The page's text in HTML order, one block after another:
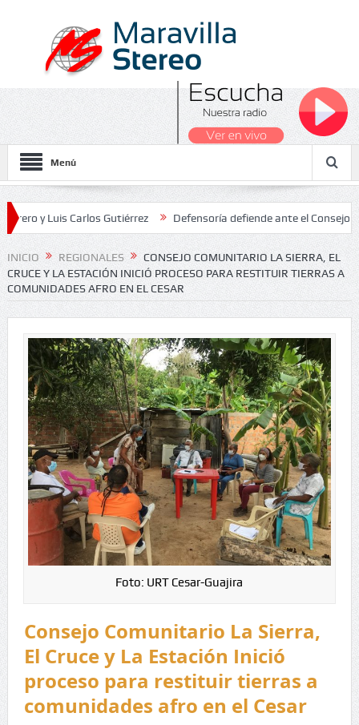
Menú
Carlos Gutiérrez Defensoría defiende ante el Consejo de
2026
INICIO REGIONALES
CONSEJO COMUNITARIO LA SIERRA, EL
CRUCE Y LA ESTACIÓN INICIÓ PROCESO PARA RESTITUIR TIERRAS A
COMUNIDADES AFRO EN EL CESAR
Foto: URT Cesar-Guajira
Consejo Comunitario La Sierra,
El Cruce y La Estación Inició
proceso para restituir tierras a
comunidades afro en el Cesar